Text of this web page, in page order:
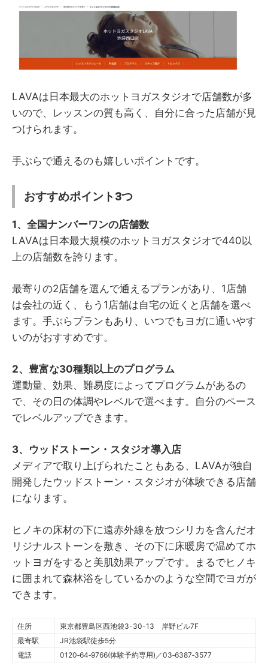
LAVAは日本最大のホットヨガスタジオで店舗数が多
いので、レッスンの質も高く、自分に合った店舗が見
つけられます。
手ぶらで通えるのも嬉しいポイントです。
おすすめポイント3つ
1、全国ナンバーワンの店舗数
LAVAは日本最大規模のホットヨガスタジオで440以
上の店舗数を誇ります。
最寄りの2店舗を選んで通えるプランがあり、1店舗
は会社の近く、もう1店舗は自宅の近くと店舗を選べ
ます。手ぶらプランもあり、いつでもヨガに通いやす
いのがおすすめです。
2、豊富な30種類以上のプログラム
運動量、効果、難易度によってプログラムがあるの
で、その日の体調やレベルで選べます。自分のペース
でレベルアップできます。
3、ウッドストーン・スタジオ導入店
メディアで取り上げられたこともある、LAVAが独自
開発したウッドストーン・スタジオが体験できる店舗
になります。
ヒノキの床材の下に遠赤外線を放つシリカを含んだオ
リジナルストーンを敷き、その下に床暖房で温めてホ
ットヨガをすると美肌効果アップです。まるでヒノキ
に囲まれて森林浴をしているかのような空間でヨガが
できます。
住所
東京都豊島区西池袋3-30-13 岸野ビル7F
最寄駅
JR池袋駅徒歩5分
電話
0120‐64‐9766(体験予約専用)／03‐6387‐3577